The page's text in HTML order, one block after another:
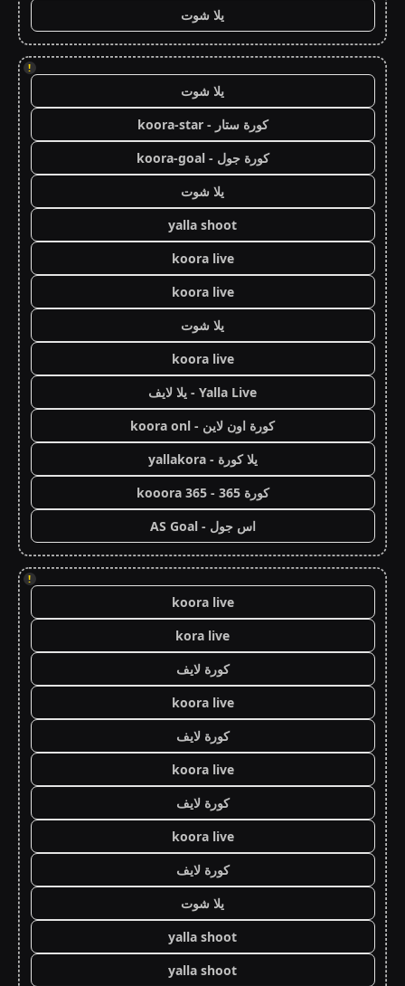
يلا شوت
!
يلا شوت
كورة ستار - koora-star
كورة جول - koora-goal
يلا شوت
yalla shoot
koora live
koora live
يلا شوت
koora live
Yalla Live - يلا لايف
كورة اون لاين - koora onl
يلا كورة - yallakora
كورة 365 - kooora 365
اس جول - AS Goal
!
koora live
kora live
كورة لايف
koora live
كورة لايف
koora live
كورة لايف
koora live
كورة لايف
يلا شوت
yalla shoot
yalla shoot